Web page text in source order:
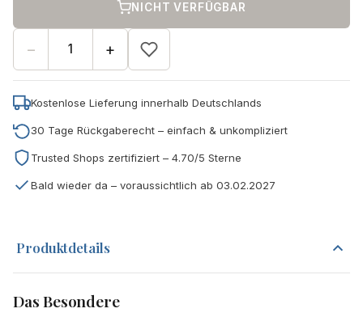
− +
NICHT VERFÜGBAR
Kostenlose Lieferung innerhalb Deutschlands
30 Tage Rückgaberecht – einfach & unkompliziert
Trusted Shops zertifiziert – 4.70/5 Sterne
Bald wieder da – voraussichtlich ab 03.02.2027
Produktdetails
Das Besondere